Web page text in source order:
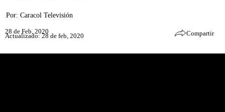
Por: Caracol Televisión
28 de Feb, 2020
Actualizado: 28 de feb, 2020 Compartir